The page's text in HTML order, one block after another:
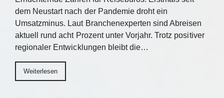
dem Neustart nach der Pandemie droht ein
Umsatzminus. Laut Branchenexperten sind Abreisen
aktuell rund acht Prozent unter Vorjahr. Trotz positiver
regionaler Entwicklungen bleibt die…
Weiterlesen